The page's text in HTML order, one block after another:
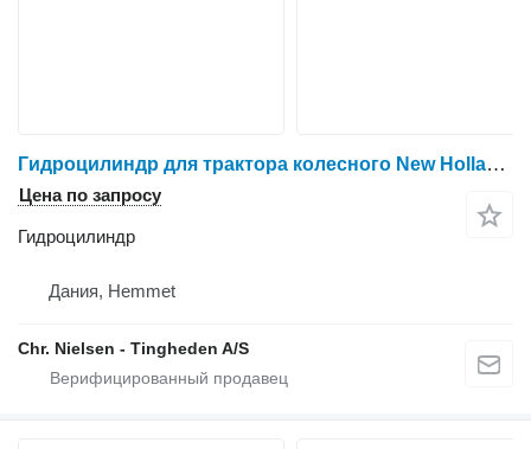
Гидроцилиндр для трактора колесного New Holland T6
Цена по запросу
Гидроцилиндр
Дания, Hemmet
Chr. Nielsen - Tingheden A/S